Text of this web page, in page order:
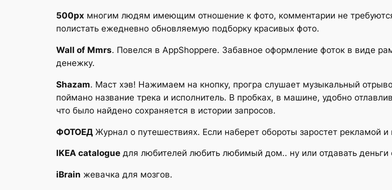
500px многим людям имеющим отношение к фото, комментарии не
полистать ежедневно обновляемую подборку красивых фото.
Wall of Mmrs. Повелся в AppShoppere. Забавное оформление фоток в виде
денежку.
Shazam. Маст хэв! Нажимаем на кнопку, програ слушает музыкальный
поймано название трека и исполнитель. В пробках, в машине, удобно
что было найдено сохраняется в истории запросов.
ФОТОЕД Журнал о путешествиях. Если наберет обороты заростет рекламой
IKEA catalogue для любителей любить любимый дом.. ну или отдавать
iBrain жевачка для мозгов.